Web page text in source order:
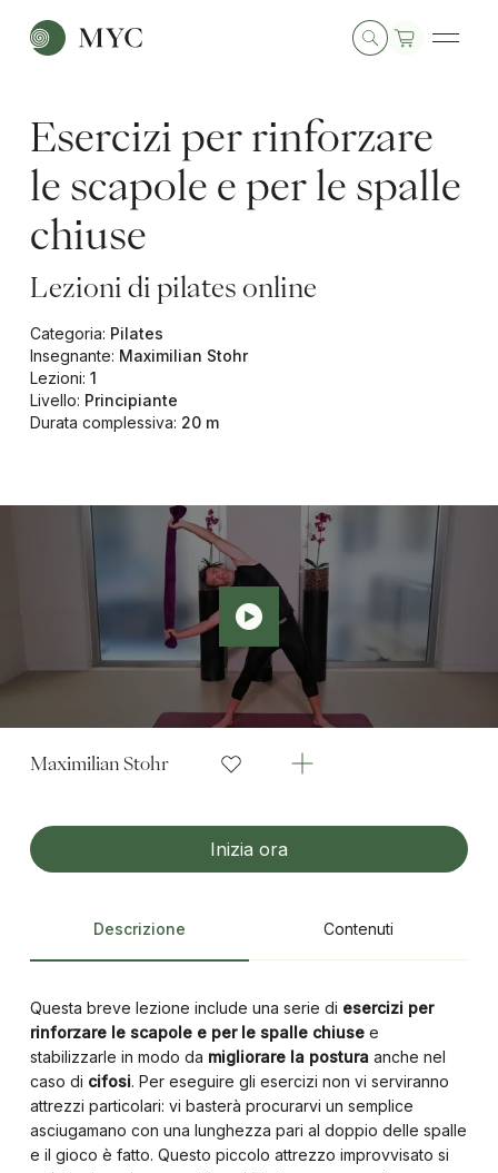
Esercizi per rinforzare
le scapole e per le spalle
chiuse
Lezioni di pilates online
Categoria: Pilates
Insegnante: Maximilian Stohr
Lezioni: 1
Livello: Principiante
Durata complessiva: 20 m
Maximilian Stohr
Inizia ora
Descrizione Contenuti
Questa breve lezione include una serie di esercizi per
rinforzare le scapole e per le spalle chiuse e
stabilizzarle in modo da migliorare la postura anche nel
caso di cifosi. Per eseguire gli esercizi non vi serviranno
attrezzi particolari: vi basterà procurarvi un semplice
asciugamano con una lunghezza pari al doppio delle spalle
e il gioco è fatto. Questo piccolo attrezzo improvvisato si